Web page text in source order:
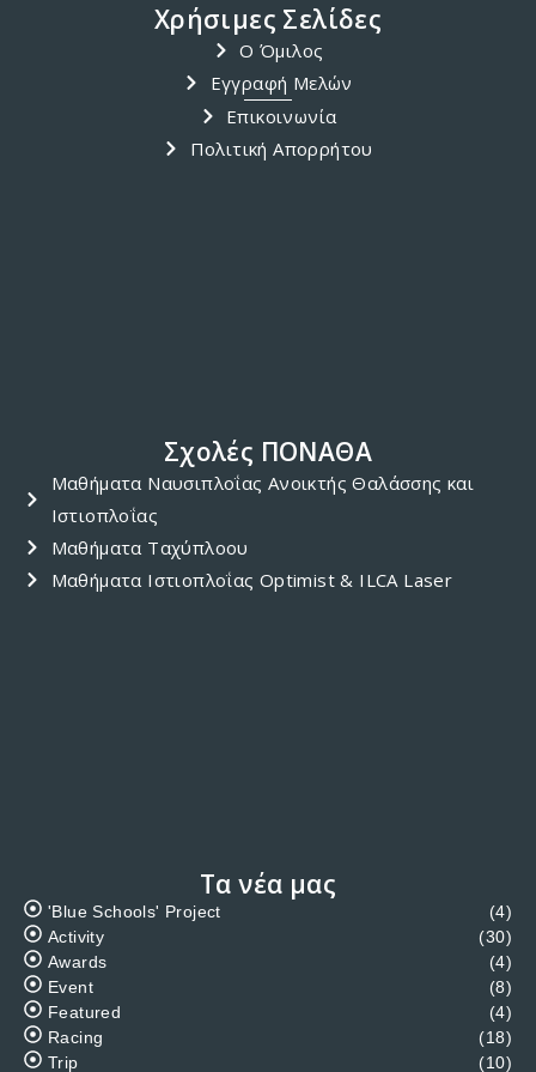
Χρήσιμες Σελίδες
Ο Όμιλος
Εγγραφή Μελών
Επικοινωνία
Πολιτική Απορρήτου
Σχολές ΠΟΝΑΘΑ
Μαθήματα Ναυσιπλοΐας Ανοικτής Θαλάσσης και
Ιστιοπλοΐας
Μαθήματα Ταχύπλοου
Μαθήματα Ιστιοπλοΐας Optimist & ILCA Laser
Τα νέα μας
'Blue Schools' Project
(4)
Activity
(30)
Awards
(4)
Event
(8)
Featured
(4)
Racing
(18)
Trip
(10)